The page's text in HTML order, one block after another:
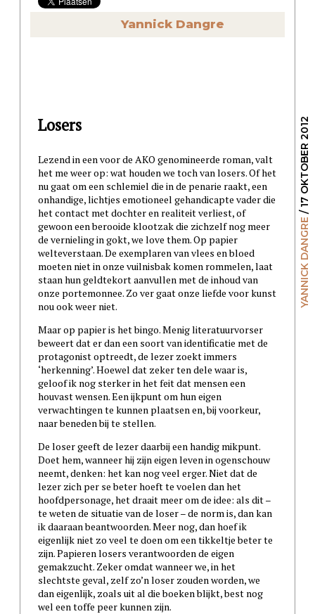
Yannick Dangre
YANNICK DANGRE
/ 17 OKTOBER 2012
Losers
Lezend in een voor de AKO genomineerde roman, valt
het me weer op: wat houden we toch van losers. Of het
nu gaat om een schlemiel die in de penarie raakt, een
onhandige, lichtjes emotioneel gehandicapte vader die
het contact met dochter en realiteit verliest, of
gewoon een berooide klootzak die zichzelf nog meer
de vernieling in gokt, we love them. Op papier
welteverstaan. De exemplaren van vlees en bloed
moeten niet in onze vuilnisbak komen rommelen, laat
staan hun geldtekort aanvullen met de inhoud van
onze portemonnee. Zo ver gaat onze liefde voor kunst
nou ook weer niet.
Maar op papier is het bingo. Menig literatuurvorser
beweert dat er dan een soort van identificatie met de
protagonist optreedt, de lezer zoekt immers
‘herkenning’. Hoewel dat zeker ten dele waar is,
geloof ik nog sterker in het feit dat mensen een
houvast wensen. Een ijkpunt om hun eigen
verwachtingen te kunnen plaatsen en, bij voorkeur,
naar beneden bij te stellen.
De loser geeft de lezer daarbij een handig mikpunt.
Doet hem, wanneer hij zijn eigen leven in ogenschouw
neemt, denken: het kan nog veel erger. Niet dat de
lezer zich per se beter hoeft te voelen dan het
hoofdpersonage, het draait meer om de idee: als dit –
te weten de situatie van de loser – de norm is, dan kan
ik daaraan beantwoorden. Meer nog, dan hoef ik
eigenlijk niet zo veel te doen om een tikkeltje beter te
zijn. Papieren losers verantwoorden de eigen
gemakzucht. Zeker omdat wanneer we, in het
slechtste geval, zelf zo’n loser zouden worden, we
dan eigenlijk, zoals uit al die boeken blijkt, best nog
wel een toffe peer kunnen zijn.